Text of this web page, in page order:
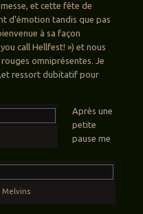
et cette fête de
d’émotion tandis que pas
à sa façon
call Hellfest! ») et nous
omniprésentes. Je
ressort dubitatif pour
Melvins
Après une
petite
pause me